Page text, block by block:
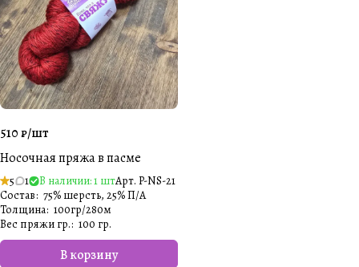
510 ₽/шт
Носочная пряжа в пасме
5 1 В наличии: 1 штАрт. P-NS-21
В корзину
Состав: 75% шерсть, 25% П/А
Толщина: 100гр/280м
Вес пряжи гр.: 100 гр.